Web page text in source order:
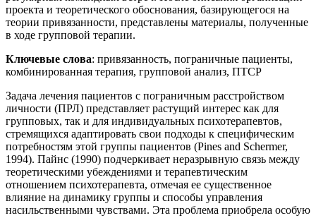
проекта и теоретического обоснования, базирующегося на
теории привязанности, представлены материалы, полученные
в ходе групповой терапии.
Ключевые слова: привязанность, пограничные пациенты,
комбинированная терапия, групповой анализ, ПТСР
Задача лечения пациентов с пограничным расстройством
личности (ПРЛ) представляет растущий интерес как для
групповых, так и для индивидуальных психотерапевтов,
стремящихся адаптировать свои подходы к специфическим
потребностям этой группы пациентов (Pines and Schermer,
1994). Пайнс (1990) подчеркивает неразрывную связь между
теоретическими убеждениями и терапевтическим
отношением психотерапевта, отмечая ее существенное
влияние на динамику группы и способы управления
насильственными чувствами. Эта проблема приобрела особую